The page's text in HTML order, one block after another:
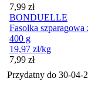
Cena
7,99 zł
BONDUELLE
Fasolka szparagowa
400 g
19,97 zł/kg
Cena
7,99 zł
Przydatny do 30-04-